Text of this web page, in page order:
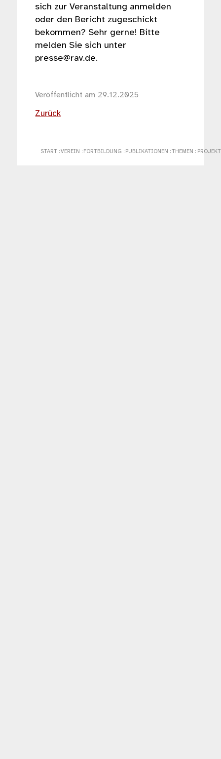
sich zur Veranstaltung anmelden
oder den Bericht zugeschickt
bekommen? Sehr gerne! Bitte
melden Sie sich unter
presse@rav.de.
Veröffentlicht am 29.12.2025
Zurück
START: VEREIN : FORTBILDUNG : PUBLIKATIONEN : THEMEN :